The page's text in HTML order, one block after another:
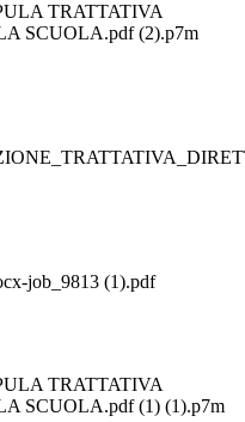
TRATTATIVA
SCUOLA.pdf (2).p7m
job_9813 (1).pdf
TRATTATIVA
SCUOLA.pdf (1) (1).p7m